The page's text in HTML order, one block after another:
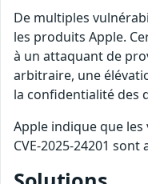
De multiples
les produits Apple.
à un attaquant de
arbitraire, une
la confidentialité des
Apple indique que les
CVE-2025-24201